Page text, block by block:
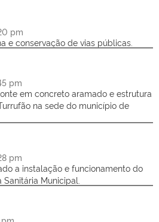
pm
e conservação de vias públicas.
pm
em concreto aramado e estrutura
na sede do município de
pm
a instalação e funcionamento do
Municipal.